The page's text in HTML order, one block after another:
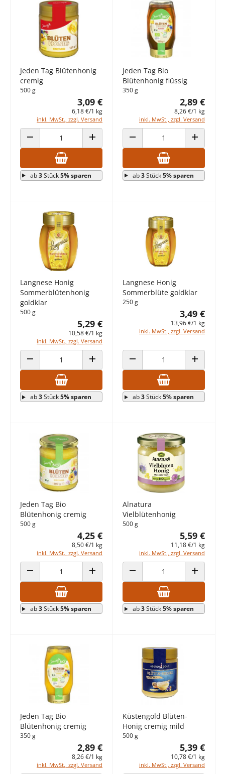
Jeden Tag Blütenhonig
cremig
500 g
3,09 €
6,18 €/1 kg
inkl. MwSt., zzgl. Versand
ANZAHL VERRINGERN ANZAHL ERHÖHEN
ab3Stück5% sparen
Jeden Tag Bio
Blütenhonig flüssig
350 g
2,89 €
8,26 €/1 kg
inkl. MwSt., zzgl. Versand
ANZAHL VERRINGERN ANZAHL
ab3Stück5% sparen
Langnese Honig
Sommerblütenhonig
goldklar
500 g
5,29 €
10,58 €/1 kg
inkl. MwSt., zzgl. Versand
ANZAHL VERRINGERN ANZAHL ERHÖHEN
ab3Stück5% sparen
Langnese Honig
Sommerblüte goldklar
250 g
3,49 €
13,96 €/1 kg
inkl. MwSt., zzgl. Versand
ANZAHL VERRINGERN ANZAHL
ab3Stück5% sparen
Jeden Tag Bio
Blütenhonig cremig
500 g
4,25 €
8,50 €/1 kg
inkl. MwSt., zzgl. Versand
ANZAHL VERRINGERN ANZAHL ERHÖHEN
ab3Stück5% sparen
Alnatura
Vielblütenhonig
500 g
5,59 €
11,18 €/1 kg
inkl. MwSt., zzgl. Versand
ANZAHL VERRINGERN ANZAHL
ab3Stück5% sparen
Jeden Tag Bio
Blütenhonig cremig
350 g
2,89 €
8,26 €/1 kg
inkl. MwSt., zzgl. Versand
Küstengold Blüten-
Honig cremig mild
500 g
5,39 €
10,78 €/1 kg
inkl. MwSt., zzgl. Versand